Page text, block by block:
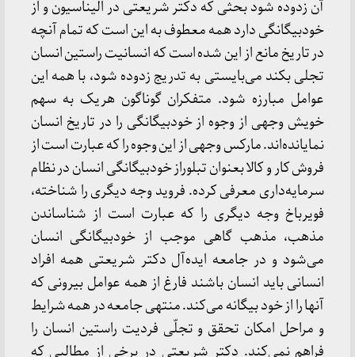
آن زدوده شود بحثی که دکتر شریعتی در الیناسیون و از
خودبیگانگی دارد همه معطوف به این است که تمام آنچه
در تاریخ مانع از این شده است که انسانیت راستین انسان
تجلی بکند می‌بایستی به تدریج زدوده شود، با همه این
عوامل مبارزه شود. متفکران گوناگون هریک به سهم
خویش وجهی از وجوه از خودبیگانگی را در تاریخ انسان
نمایانده‌اند. مارکس وجهی از این وجوه را که عبارت است از
فروش کار و کالا بعنوان تبلوراز خودبیگانگی انسان در نظام
سرمایه‌داری معرفی کرده. فروید وجه دیگری را شناخته،
فویرباخ وجه دیگری را که عبارت است از شناساندن
مذهب، مذهب گاهی موجب از خودبیگانگی انسان
می‌شود و در جامعه ایده‌آل دکتر شریعتی همه افراد
انسانی باید انسان باشند فارغ از همه عوامل بیرونی که
آنها را از خود بیگانه می‌کند. منتهی جامعه در همه شرایط
و مراحل امکان تحقق و تجلّی فردیت راستین انسان را
فراهم نمی‌کند. دکتر شریعتی در برخی از مطالبی که